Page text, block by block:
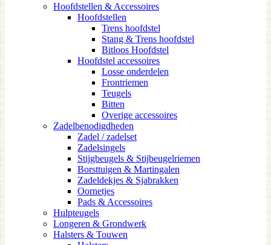
Hoofdstellen & Accessoires
Hoofdstellen
Trens hoofdstel
Stang & Trens hoofdstel
Bitloos Hoofdstel
Hoofdstel accessoires
Losse onderdelen
Frontriemen
Teugels
Bitten
Overige accessoires
Zadelbenodigdheden
Zadel / zadelset
Zadelsingels
Stijgbeugels & Stijbeugelriemen
Borsttuigen & Martingalen
Zadeldekjes & Sjabrakken
Oornetjes
Pads & Accessoires
Hulpteugels
Longeren & Grondwerk
Halsters & Touwen